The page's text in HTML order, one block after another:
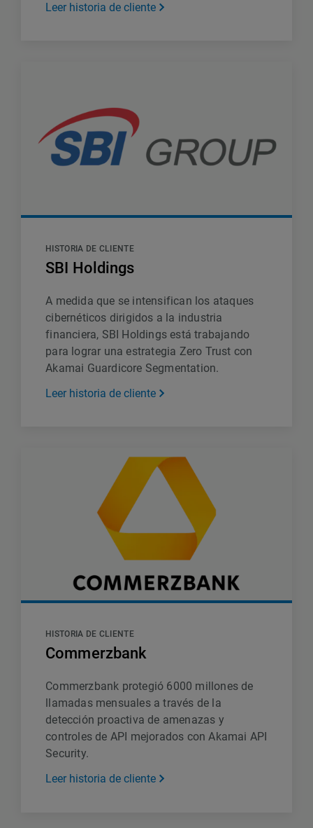
Leer historia de cliente
HISTORIA DE CLIENTE
SBI Holdings
A medida que se intensifican los ataques
cibernéticos dirigidos a la industria
financiera, SBI Holdings está trabajando
para lograr una estrategia Zero Trust con
Akamai Guardicore Segmentation.
Leer historia de cliente
HISTORIA DE CLIENTE
Commerzbank
Commerzbank protegió 6000 millones de
llamadas mensuales a través de la
detección proactiva de amenazas y
controles de API mejorados con Akamai API
Security.
Leer historia de cliente